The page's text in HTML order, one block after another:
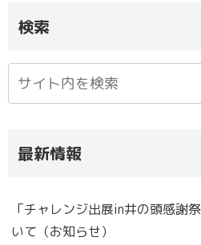
検索
最新情報
「チャレンジ出展in井の頭感謝
いて（お知らせ）